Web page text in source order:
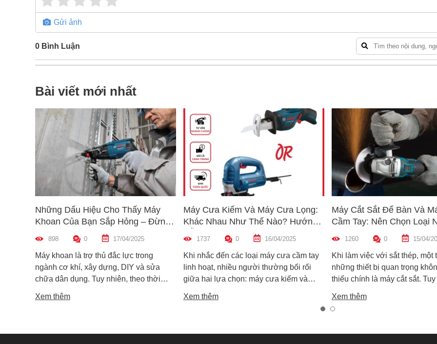
Gửi ảnh
0 Bình Luận
Bài viết mới nhất
Những Dấu Hiệu Cho Thấy Máy
Khoan Của Bạn Sắp Hỏng – Đừng
898 0 17/04/2025
Máy khoan là trợ thủ đắc lực trong
ngành cơ khí, xây dựng, DIY và sửa
chữa dân dụng. Tuy nhiên, theo thời
xuống cấp và hư hỏng nếu không được
Xem thêm
Máy Cưa Kiếm Và Máy Cưa Lọng:
Khác Nhau Như Thế Nào? Hướng
Dẫn Chọn Máy Phù Hợp
1737 0 16/04/2025
Khi nhắc đến các loại máy cưa cầm tay
linh hoạt, nhiều người thường bối rối
giữa hai lựa chọn: máy cưa kiếm và
trong các công việc cắt gỗ, sắt, nhựa và
Xem thêm
Máy Cắt Sắt Để Bàn Và
Cầm Tay: Nên Chọn Loại
Hợp Nhất?
1260 0 15/04/
Khi làm việc với sắt thép, một
những thiết bị quan trọng
thiếu chính là máy cắt sắt.
biến là máy cắt sắt để bàn và
sắt cầm tay, khiến nhiều
Xem thêm